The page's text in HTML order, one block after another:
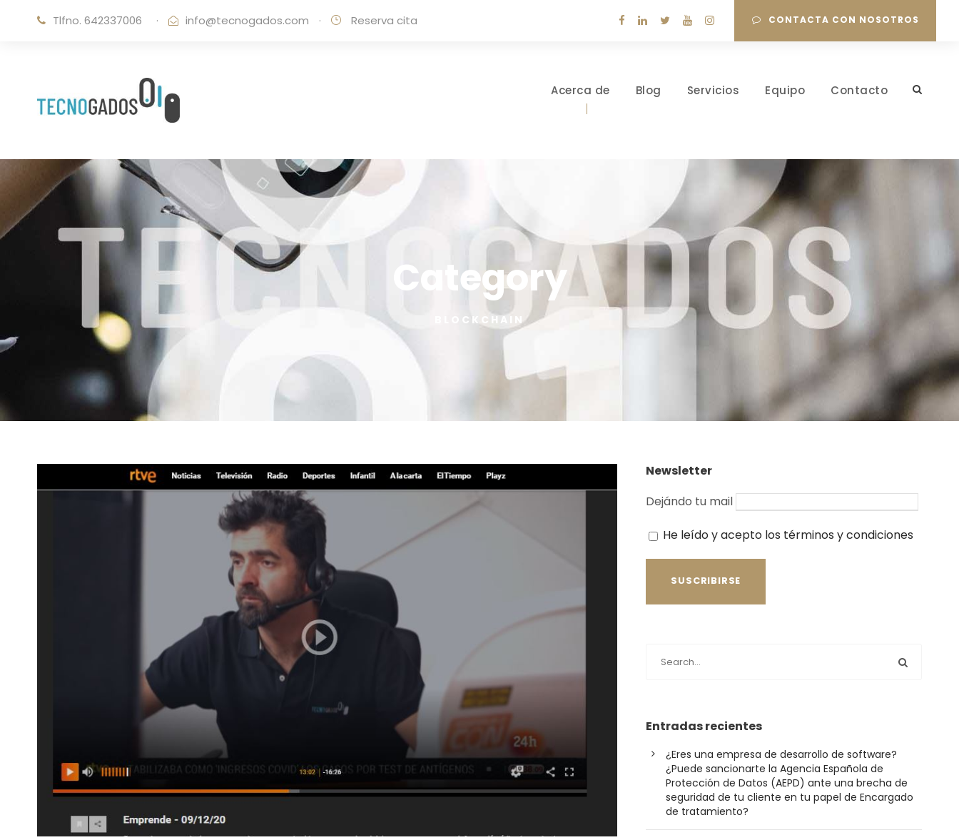
Tlfno. 642337006 · info@tecnogados.com · Reserva cita CONTACTA CON NOSOTROS
Acerca de Blog Servicios Equipo Contacto
Category
BLOCKCHAIN
Newsletter
Dejándo tu mail
He leído y acepto los términos y condiciones
Entradas recientes
¿Eres una empresa de desarrollo de software?
¿Puede sancionarte la Agencia Española de
Protección de Datos (AEPD) ante una brecha de
seguridad de tu cliente en tu papel de Encargado
de tratamiento?